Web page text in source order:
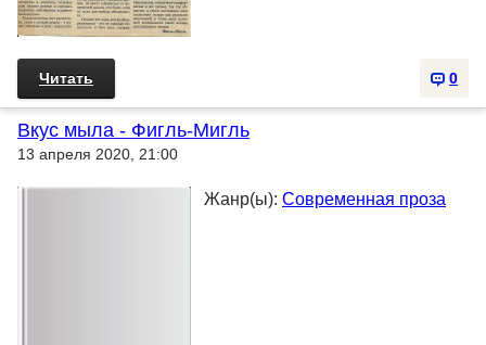
0
Читать
Вкус мыла - Фигль-Мигль
13 апреля 2020, 21:00
Жанр(ы): Современная проза